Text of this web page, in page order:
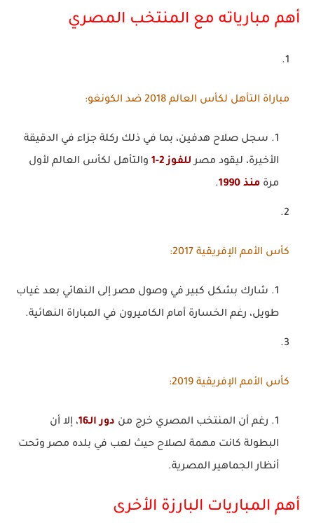
أهم مبارياته مع المنتخب المصري
مباراة التأهل لكأس العالم 2018 ضد الكونغو :
سجل صلاح هدفين، بما في ذلك ركلة جزاء في الدقيقة
الأخيرة، ليقود مصرللفوز 2-1
والتأهل لكأس العالم لأول
مرة منذ 1990 .
كأس الأمم الإفريقية 2017 :
شارك بشكل كبير في وصول مصر إلى النهائي بعد غياب
طويل، رغم الخسارة أمام الكاميرون في المباراة النهائية.
كأس الأمم الإفريقية 2019 :
رغم أن المنتخب المصري خرج من دور الـ16
، إلا أن
البطولة كانت مهمة لصلاح حيث لعب في بلده مصر وتحت
أنظار الجماهير المصرية.
أهم المباريات البارزة الأخرى